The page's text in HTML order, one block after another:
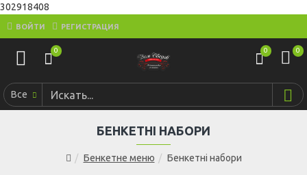
302918408
ВОЙТИ РЕГИСТРАЦИЯ
0 0 0
Все
Бенкетне меню Бенкетні набори
БЕНКЕТНІ НАБОРИ